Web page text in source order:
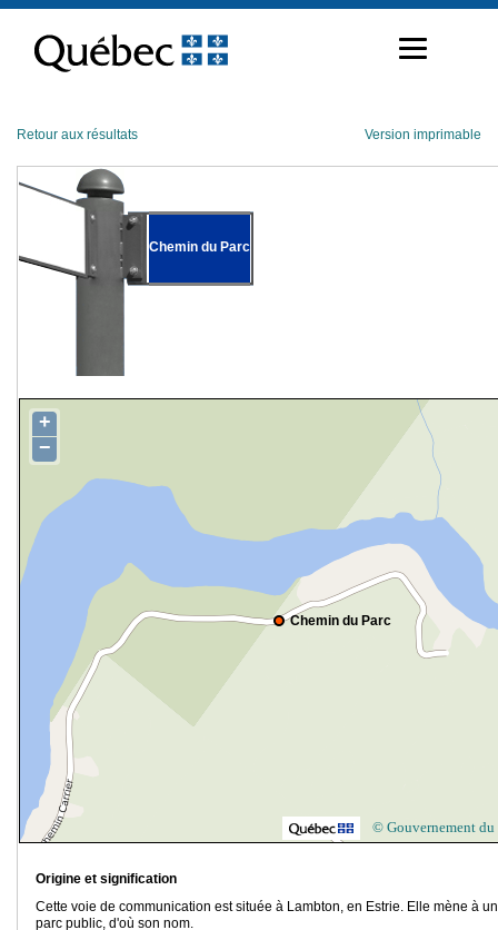
contenu
Retour aux résultats Version imprimable
Chemin du Parc
Chemin du Parc
+
−
© Gouvernement du
Origine et signification
Cette voie de communication est située à Lambton, en Estrie. Elle mène à un
parc public, d'où son nom.